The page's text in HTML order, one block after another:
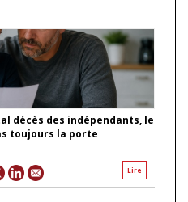
décès des indépendants, le
toujours la porte
Lire